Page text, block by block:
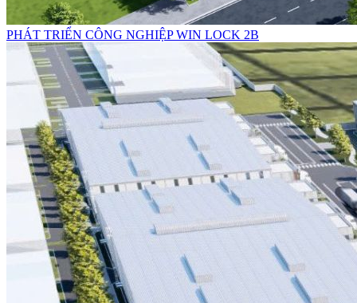
PHÁT TRIỂN CÔNG NGHIỆP WIN LOCK 2B